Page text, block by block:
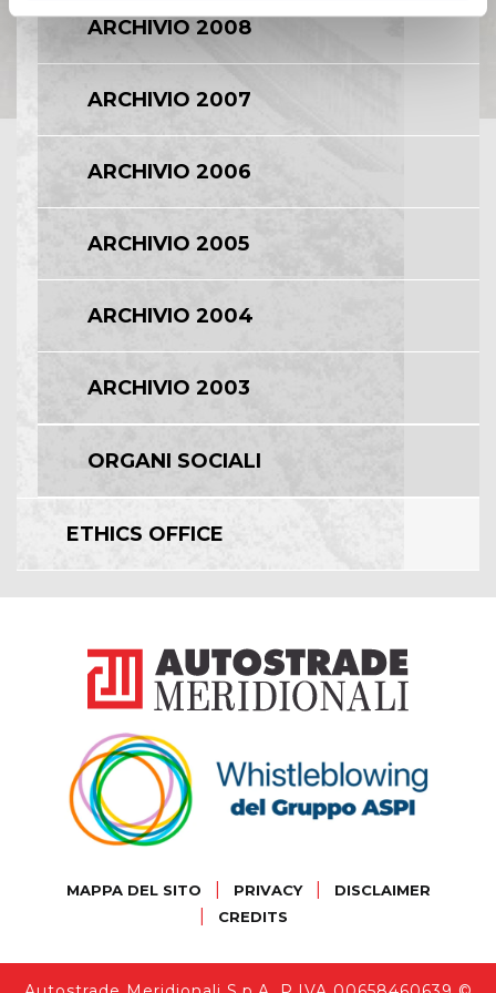
ARCHIVIO 2008
ARCHIVIO 2007
ARCHIVIO 2006
ARCHIVIO 2005
ARCHIVIO 2004
ARCHIVIO 2003
ORGANI SOCIALI
ETHICS OFFICE
MAPPA DEL SITO PRIVACY DISCLAIMER
CREDITS